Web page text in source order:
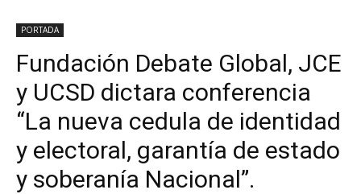
PORTADA
Fundación Debate Global, JCE
y UCSD dictara conferencia
“La nueva cedula de identidad
y electoral, garantía de estado
y soberanía Nacional”.